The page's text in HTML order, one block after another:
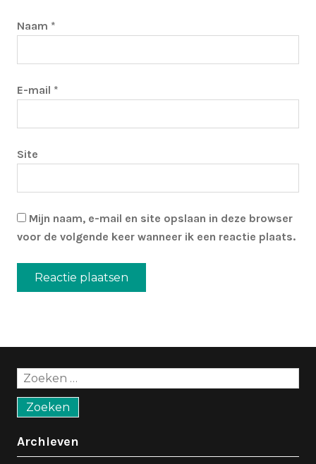
Naam *
E-mail *
Site
Mijn naam, e-mail en site opslaan in deze browser
voor de volgende keer wanneer ik een reactie plaats.
Zoeken
naar:
Archieven